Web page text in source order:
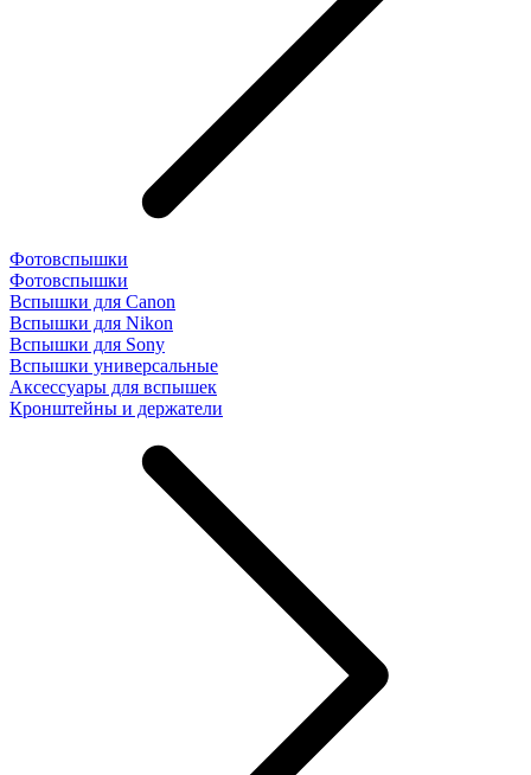
Фотовспышки
Фотовспышки
Вспышки для Canon
Вспышки для Nikon
Вспышки для Sony
Вспышки универсальные
Аксесcуары для вспышек
Кронштейны и держатели